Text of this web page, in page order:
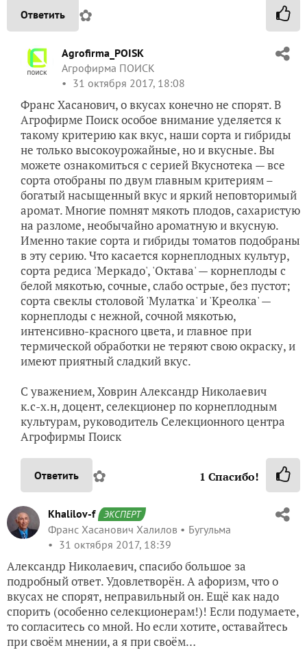
Ответить ✿
Agrofirma_POISK
Агрофирма ПОИСК
31 октября 2017, 18:08
Франс Хасанович, о вкусах конечно не спорят. В
Агрофирме Поиск особое внимание уделяется к
такому критерию как вкус, наши сорта и гибриды
не только высокоурожайные, но и вкусные. Вы
можете ознакомиться с серией Вкуснотека — все
сорта отобраны по двум главным критериям –
богатый насыщенный вкус и яркий неповторимый
аромат. Многие помнят мякоть плодов, сахаристую
на разломе, необычайно ароматную и вкусную.
Именно такие сорта и гибриды томатов подобраны
в эту серию. Что касается корнеплодных культур,
сорта редиса 'Меркадо', 'Октава' — корнеплоды с
белой мякотью, сочные, слабо острые, без пустот;
сорта свеклы столовой 'Мулатка' и 'Креолка' —
корнеплоды с нежной, сочной мякотью,
интенсивно-красного цвета, и главное при
термической обработки не теряют свою окраску, и
имеют приятный сладкий вкус.
С уважением, Ховрин Александр Николаевич
к.с-х.н, доцент, селекционер по корнеплодным
культурам, руководитель Селекционного центра
Агрофирмы Поиск
Ответить ✿ 1 Спасибо!
Khalilov-f ЭКСПЕРТ
Франс Хасанович Халилов
Бугульма
31 октября 2017, 18:39
Александр Николаевич, спасибо большое за
подробный ответ. Удовлетворён. А афоризм, что о
вкусах не спорят, неправильный он. Ещё как надо
спорить (особенно селекционерам!)! Если подумаете,
то согласитесь со мной. Но если хотите, оставайтесь
при своём мнении, а я при своём…